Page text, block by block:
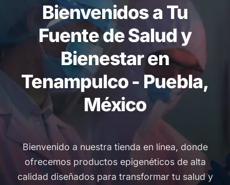
Bienvenidos a Tu
Fuente de Salud y
Bienestar en
Tenampulco - Puebla,
México
Bienvenido a nuestra tienda en línea, donde
ofrecemos productos epigenéticos de alta
calidad diseñados para transformar tu salud y